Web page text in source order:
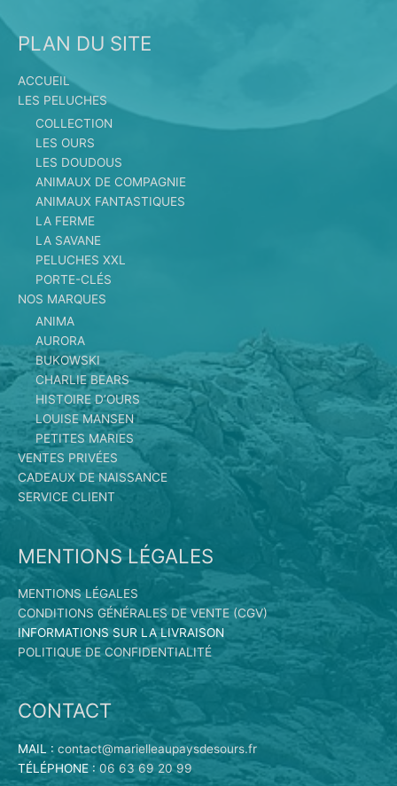
PLAN DU SITE
ACCUEIL
LES PELUCHES
COLLECTION
LES OURS
LES DOUDOUS
ANIMAUX DE COMPAGNIE
ANIMAUX FANTASTIQUES
LA FERME
LA SAVANE
PELUCHES XXL
PORTE-CLÉS
NOS MARQUES
ANIMA
AURORA
BUKOWSKI
CHARLIE BEARS
HISTOIRE D’OURS
LOUISE MANSEN
PETITES MARIES
VENTES PRIVÉES
CADEAUX DE NAISSANCE
SERVICE CLIENT
MENTIONS LÉGALES
MENTIONS LÉGALES
CONDITIONS GÉNÉRALES DE VENTE (CGV)
INFORMATIONS SUR LA LIVRAISON
POLITIQUE DE CONFIDENTIALITÉ
CONTACT
MAIL : contact@marielleaupaysdesours.fr
TÉLÉPHONE : 06 63 69 20 99